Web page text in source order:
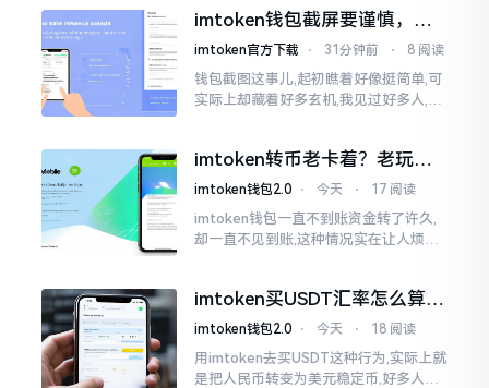
imtoken钱包截屏要谨慎，别
把隐私当儿戏
imtoken官方下载 ⋅ 31分钟前 ⋅ 8 阅读
钱包截图这事儿,起初瞧着好像挺简单,可
实际上却藏着好多玄机,我见过好多人,总
得
imtoken转币老卡着？老玩家
教你几招搞定
imtoken钱包2.0 ⋅ 今天 ⋅ 17 阅读
imtoken钱包一直不到账资金转了许久,
却一直不见到账,这种情况实在让人烦躁,
热锅上的蚂蚁,慌乱无措。
imtoken买USDT汇率怎么算？
几点买最划算
imtoken钱包2.0 ⋅ 今天 ⋅ 18 阅读
用imtoken去买USDT这种行为,实际上就
是把人民币转变为美元稳定币,好多人在